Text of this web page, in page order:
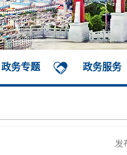
政务专题 政务服务
发